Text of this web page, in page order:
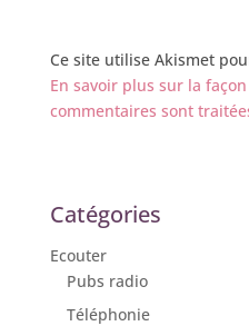
Ce site utilise Akismet
En savoir plus sur la
commentaires sont
Catégories
Ecouter
Pubs radio
Téléphonie